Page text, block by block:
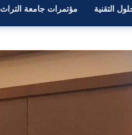
التقنية مؤتمرات جامعة التراث